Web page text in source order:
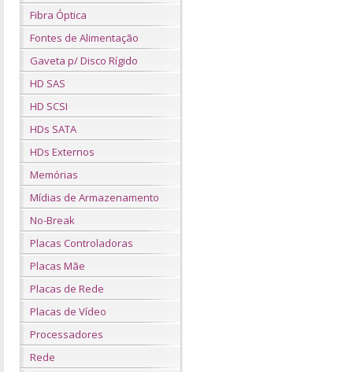
Fibra Óptica
Fontes de Alimentação
Gaveta p/ Disco Rígido
HD SAS
HD SCSI
HDs SATA
HDs Externos
Memórias
Mídias de Armazenamento
No-Break
Placas Controladoras
Placas Mãe
Placas de Rede
Placas de Vídeo
Processadores
Rede